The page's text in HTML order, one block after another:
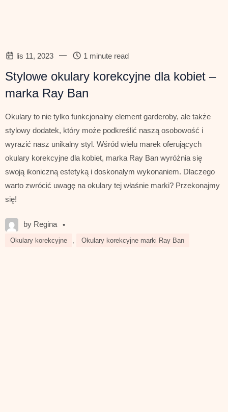
lis 11, 2023 — 1 minute read
Stylowe okulary korekcyjne dla kobiet –
marka Ray Ban
Okulary to nie tylko funkcjonalny element garderoby, ale także
stylowy dodatek, który może podkreślić naszą osobowość i
wyrazić nasz unikalny styl. Wśród wielu marek oferujących
okulary korekcyjne dla kobiet, marka Ray Ban wyróżnia się
swoją ikoniczną estetyką i doskonałym wykonaniem. Dlaczego
warto zwrócić uwagę na okulary tej właśnie marki? Przekonajmy
się!
by Regina •
Okulary korekcyjne , Okulary korekcyjne marki Ray Ban